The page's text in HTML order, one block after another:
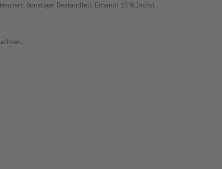
Sonstiger Bestandteil: Ethanol 15 % (m/m).